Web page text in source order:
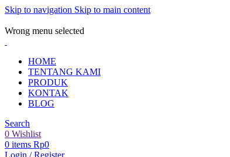
Skip to navigation Skip to main content
Wrong menu selected
HOME
TENTANG KAMI
PRODUK
KONTAK
BLOG
Search
0 Wishlist
0 items Rp0
Login / Register